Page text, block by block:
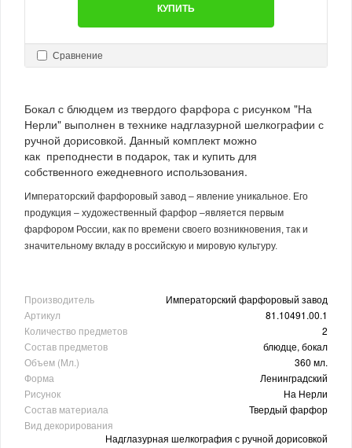
КУПИТЬ
Сравнение
Бокал с блюдцем из твердого фарфора с рисунком "На
Нерли" выполнен в технике надглазурной шелкографии с
ручной дорисовкой. Данный комплект можно
как преподнести в подарок, так и купить для
собственного ежедневного использования.
Императорский фарфоровый завод – явление уникальное. Его
продукция – художественный фарфор –является первым
фарфором России, как по времени своего возникновения, так и
значительному вкладу в российскую и мировую культуру.
Производитель
Императорский фарфоровый завод
Артикул
81.10491.00.1
Количество предметов
2
Состав предметов
блюдце, бокал
Объем (Мл.)
360 мл.
Форма
Ленинградский
Рисунок
На Нерли
Состав материала
Твердый фарфор
Вид декорирования
Надглазурная шелкография с ручной дорисовкой